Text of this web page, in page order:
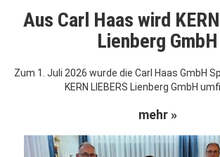
Aus Carl Haas wird
Lienberg GmbH
Zum 1. Juli 2026 wurde die Carl Haas GmbH
KERN LIEBERS Lienberg GmbH
mehr »